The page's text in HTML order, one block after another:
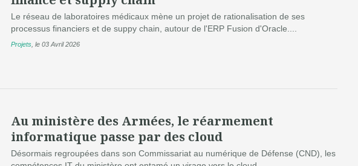
Le réseau de laboratoires médicaux mène un projet de rationalisation de ses
processus financiers et de suppy chain, autour de l'ERP Fusion d'Oracle....
Projets le 03 Avril 2026
Au ministère des Armées, le réarmement
informatique passe par des cloud
Désormais regroupées dans son Commissariat au numérique de Défense (CND), les